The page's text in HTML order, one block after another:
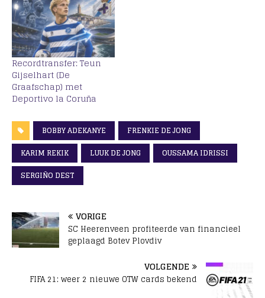
Recordtransfer: Teun
Gijselhart (De
Graafschap) met
Deportivo la Coruña
BOBBY ADEKANYE
FRENKIE DE JONG
KARIM REKIK
LUUK DE JONG
OUSSAMA IDRISSI
SERGIÑO DEST
VORIGE
SC Heerenveen profiteerde van financieel
geplaagd Botev Plovdiv
VOLGENDE
FIFA 21: weer 2 nieuwe OTW cards bekend